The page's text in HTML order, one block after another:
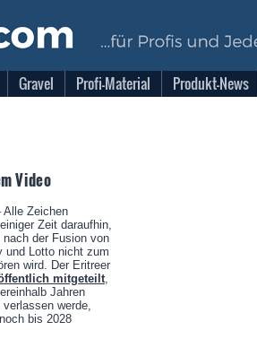
Gravel Profi-Material Produkt-News
Video
Alle Zeichen
Zeit daraufhin,
der Fusion von
und Lotto nicht zum
wird. Der Eritreer
mitgeteilt,
Jahren
verlassen werde,
bis 2028